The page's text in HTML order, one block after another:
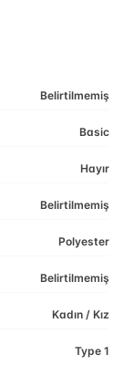
Belirtilmemiş
Basic
Hayır
Belirtilmemiş
Polyester
Belirtilmemiş
Kadın / Kız
Type 1